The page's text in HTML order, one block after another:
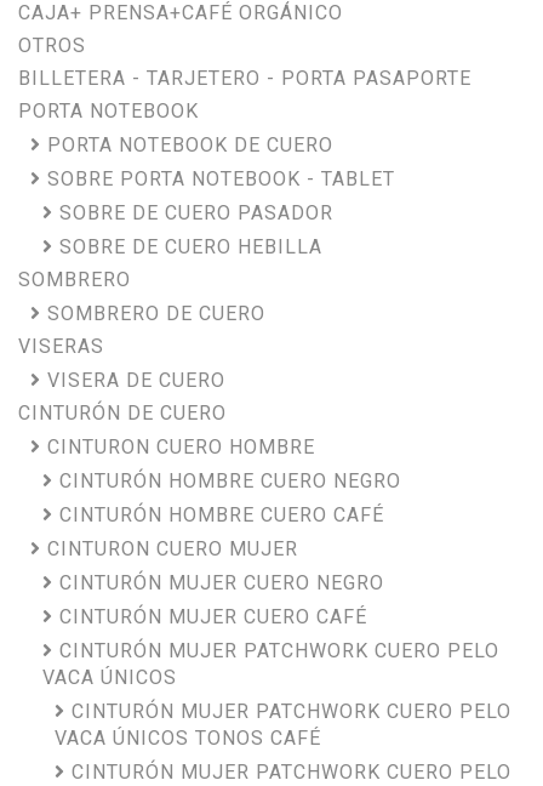
CAJA+ PRENSA+CAFÉ ORGÁNICO
OTROS
BILLETERA - TARJETERO - PORTA PASAPORTE
PORTA NOTEBOOK
PORTA NOTEBOOK DE CUERO
SOBRE PORTA NOTEBOOK - TABLET
SOBRE DE CUERO PASADOR
SOBRE DE CUERO HEBILLA
SOMBRERO
SOMBRERO DE CUERO
VISERAS
VISERA DE CUERO
CINTURÓN DE CUERO
CINTURON CUERO HOMBRE
CINTURÓN HOMBRE CUERO NEGRO
CINTURÓN HOMBRE CUERO CAFÉ
CINTURON CUERO MUJER
CINTURÓN MUJER CUERO NEGRO
CINTURÓN MUJER CUERO CAFÉ
CINTURÓN MUJER PATCHWORK CUERO PELO
VACA ÚNICOS
CINTURÓN MUJER PATCHWORK CUERO PELO
VACA ÚNICOS TONOS CAFÉ
CINTURÓN MUJER PATCHWORK CUERO PELO